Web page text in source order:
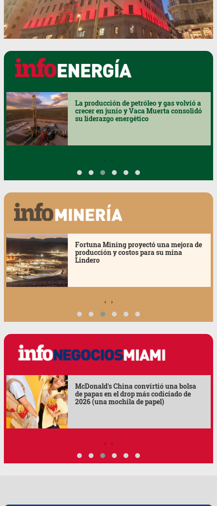
Katopodis puso el foco en las energías
renovables para impulsar el desarrollo
del noroeste bonaerense
‹ ›
Se realizó la consulta pública del
proyecto para la construcción del Centro
de Capacitación de San Antonio de los
‹ ›
Disney + TikTok: la alianza que redefine
cómo se construye el fandom global (lo
que no te cuentan)
‹ ›